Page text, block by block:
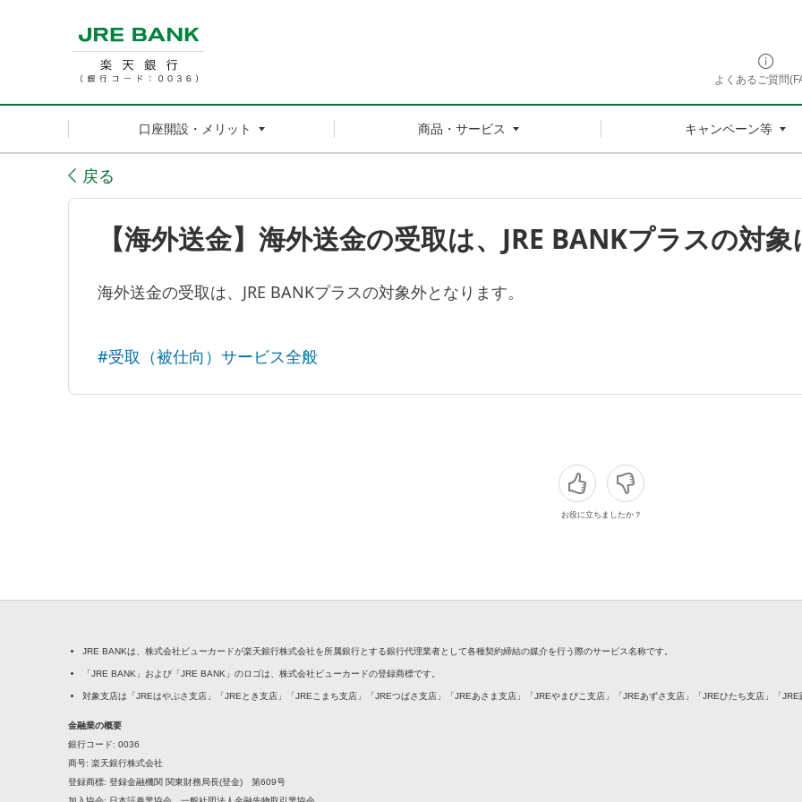
よくあるご質問
口座開設・メリット 商品・サービス キャンペーン等
戻る
【海外送金】海外送金の受取は、JRE BANKプラスの対象
海外送金の受取は、JRE BANKプラスの対象外となります。
#受取（被仕向）サービス全般
お役に立ちましたか？
JRE BANKは、株式会社ビューカードが楽天銀行株式会社を所属銀行とする銀行代理業者として各種契約締結の媒介を行う際のサービス名称です。
「JRE BANK」および「JRE BANK」のロゴは、株式会社ビューカードの登録商標です。
対象支店は「JREはやぶさ支店」「JREとき支店」「JREこまち支店」「JREつばさ支店」「JREあさま支店」「JREやまびこ支店」「JREあずさ支店」「JREひたち支店」「JRE
金融業の概要
銀行コード
0036
商号 楽天銀行株式会社
登録商標 登録金融機関 関東財務局長(登金) 第609号